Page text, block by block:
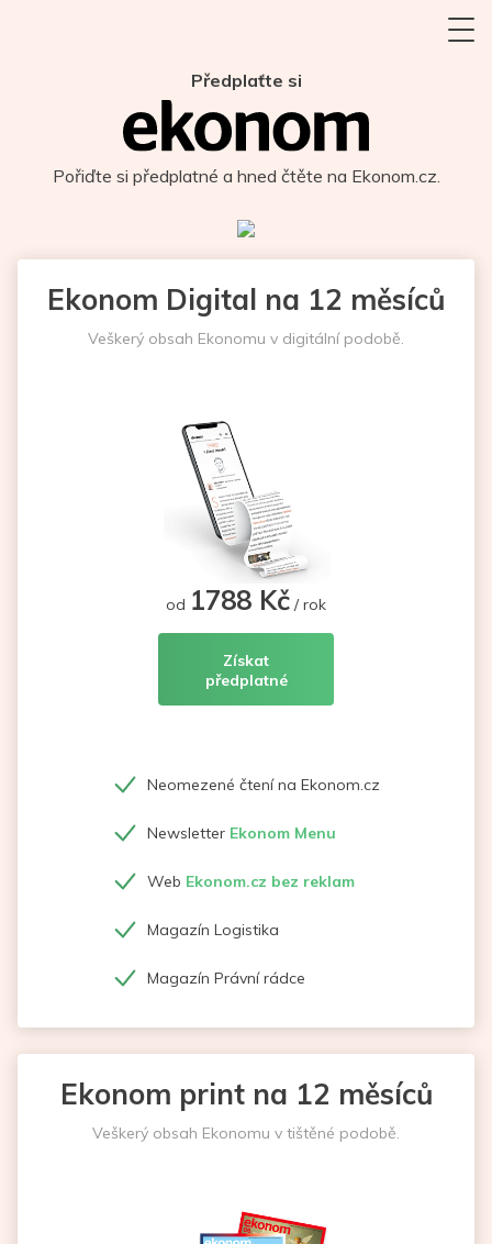
Předplaťte si
Pořiďte si předplatné a hned čtěte na Ekonom.cz.
Ekonom Digital na 12 měsíců
Veškerý obsah Ekonomu v digitální podobě.
od 1788 Kč / rok
Získat
předplatné
Neomezené čtení na Ekonom.cz
Newsletter Ekonom Menu
Web Ekonom.cz bez reklam
Magazín Logistika
Magazín Právní rádce
Ekonom print na 12 měsíců
Veškerý obsah Ekonomu v tištěné podobě.